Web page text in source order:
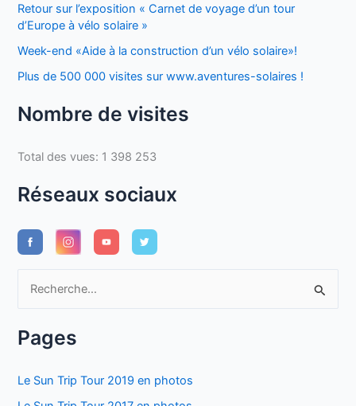
Retour sur l’exposition « Carnet de voyage d’un tour
d’Europe à vélo solaire »
Week-end «Aide à la construction d’un vélo solaire»!
Plus de 500 000 visites sur www.aventures-solaires !
Nombre de visites
Total des vues: 1 398 253
Réseaux sociaux
hPages
Le Sun Trip Tour 2019 en photos